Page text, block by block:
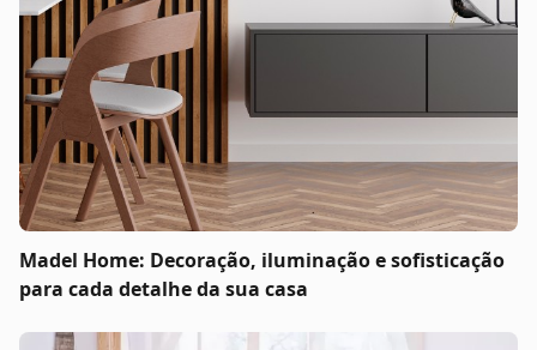
Madel Home: Decoração, iluminação e sofisticação
para cada detalhe da sua casa